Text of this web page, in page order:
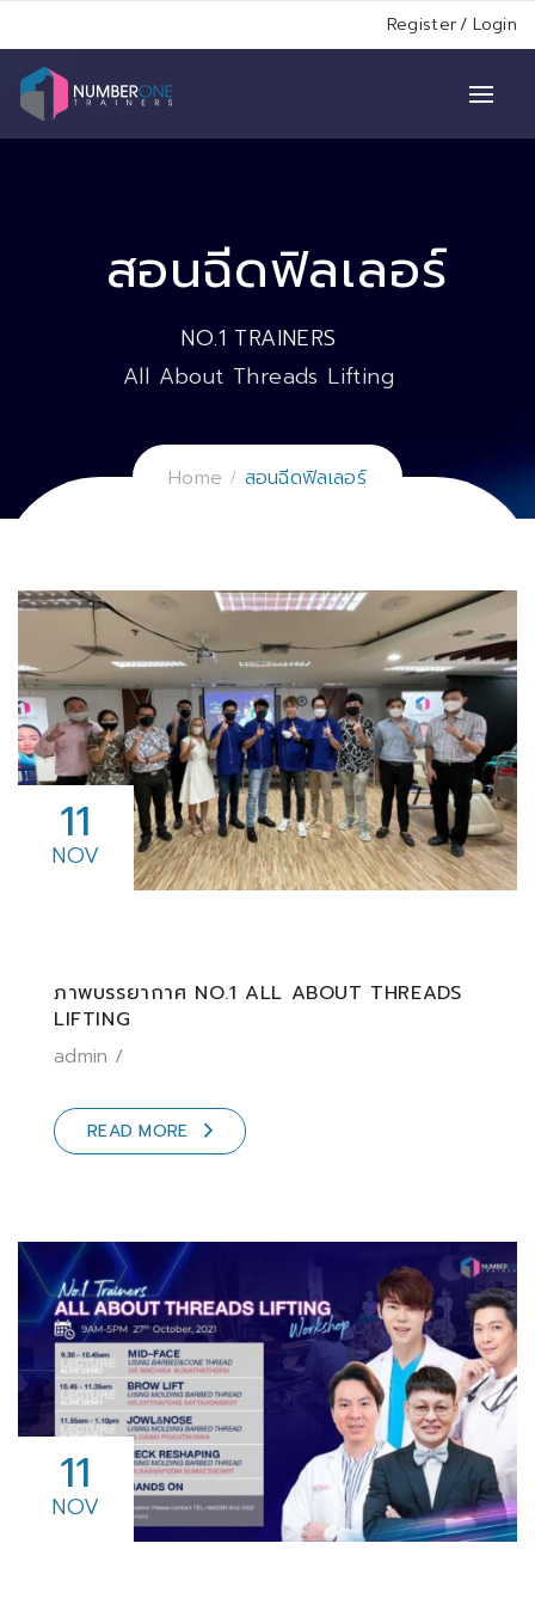
Register/ Login
สอนฉีดฟิลเลอร์
NO.1 TRAINERS
All About Threads Lifting
Home สอนฉีดฟิลเลอร์
11
NOV
ภาพบรรยากาศ NO.1 ALL ABOUT THREADS
LIFTING
admin
READ MORE
11
NOV